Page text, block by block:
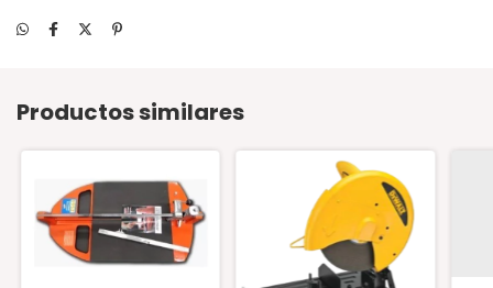
Productos similares